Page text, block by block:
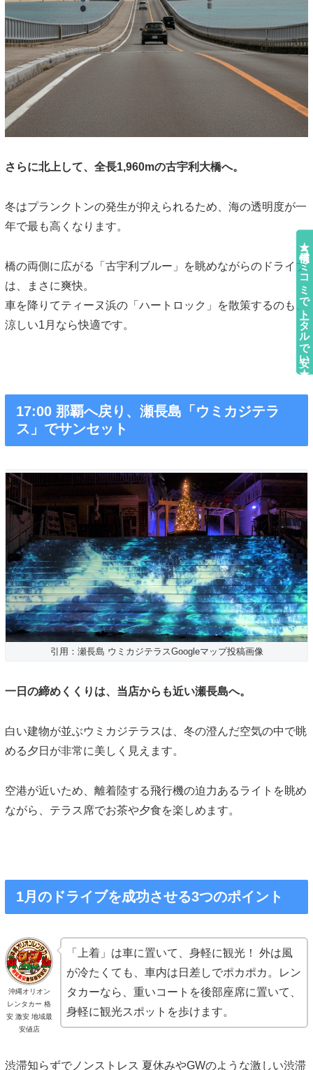
さらに北上して、全長1,960mの古宇利大橋へ。
冬はプランクトンの発生が抑えられるため、海の透明度が一
年で最も高くなります。
橋の両側に広がる「古宇利ブルー」を眺めながらのドライブ
は、まさに爽快。
車を降りてティーヌ浜の「ハートロック」を散策するのも、
涼しい1月なら快適です。
17:00 那覇へ戻り、瀬長島「ウミカジテラ
ス」でサンセット
引用：瀬長島 ウミカジテラスGoogleマップ投稿画像
一日の締めくくりは、当店からも近い瀬長島へ。
白い建物が並ぶウミカジテラスは、冬の澄んだ空気の中で眺
める夕日が非常に美しく見えます。
空港が近いため、離着陸する飛行機の迫力あるライトを眺め
ながら、テラス席でお茶や夕食を楽しめます。
1月のドライブを成功させる3つのポイント
沖縄オリオン
レンタカー 格
安 激安 地域最
安値店
「上着」は車に置いて、身軽に観光！ 外は風
が冷たくても、車内は日差しでポカポカ。レン
タカーなら、重いコートを後部座席に置いて、
身軽に観光スポットを歩けます。
渋滞知らずでノンストレス 夏休みやGWのような激しい渋滞
★補償コミコミでトータルで安い★